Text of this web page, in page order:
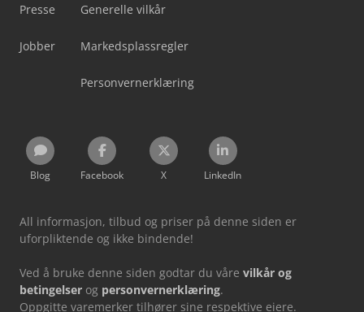
Presse
Jobber
Generelle vilkår
Markedsplassregler
Personvernerklæring
Blog Facebook X LinkedIn
All informasjon, tilbud og priser på denne siden er
uforpliktende og ikke bindende!
Ved å bruke denne siden godtar du våre vilkår og
betingelser og personvernerklæring.
Oppgitte varemerker tilhører sine respektive eiere.